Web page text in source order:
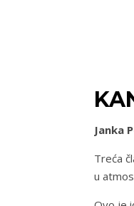
Janka
Treća
u